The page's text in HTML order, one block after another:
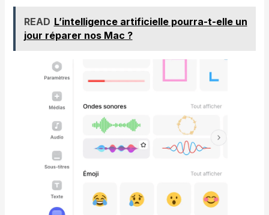
READ L’intelligence artificielle pourra-t-elle un
jour réparer nos Mac ?